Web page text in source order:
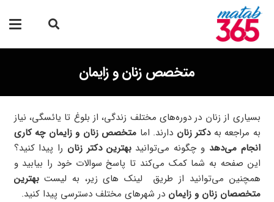
متخصص زنان و زایمان
بسیاری از زنان در دوره‌های مختلف زندگی، از بلوغ تا یائسگی، نیاز
به مراجعه بهدکتر زنان دارند. اما متخصص زنان و زایمان چه کاری
انجام می‌دهد و چگونه می‌توانیدبهترین دکتر زنان را پیدا کنید؟
این صفحه به شما کمک می‌کند تا پاسخ سوالات خود را بیابید و
همچنین می‌توانید از طریق لینک های زیر، به لیستبهترین
متخصصان زنان و زایمان در شهرهای مختلف دسترسی پیدا کنید.